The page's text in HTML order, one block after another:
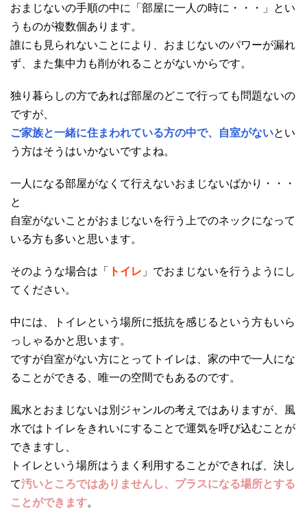
おまじないの手順の中に「部屋に一人の時に・・・」とい
うものが複数個あります。
誰にも見られないことにより、おまじないのパワーが漏れ
ず、また集中力も削がれることがないからです。
独り暮らしの方であれば部屋のどこで行っても問題ないの
ですが、
ご家族と一緒に住まわれている方の中で、自室がないとい
う方はそうはいかないですよね。
一人になる部屋がなくて行えないおまじないばかり・・・
と
自室がないことがおまじないを行う上でのネックになって
いる方も多いと思います。
そのような場合は「 トイレ 」でおまじないを行うようにし
てください。
中には、トイレという場所に抵抗を感じるという方もいら
っしゃるかと思います。
ですが自室がない方にとってトイレは、家の中で一人にな
ることができる、唯一の空間でもあるのです。
風水とおまじないは別ジャンルの考えではありますが、風
水ではトイレをきれいにすることで運気を呼び込むことが
できますし、
トイレという場所はうまく利用することができれば、決し
て汚いところではありませんし、プラスになる場所とする
ことができます。